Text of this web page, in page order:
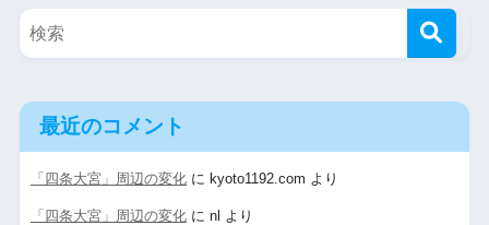
最近のコメント
「四条大宮」周辺の変化に kyoto1192.com より
「四条大宮」周辺の変化に nl より